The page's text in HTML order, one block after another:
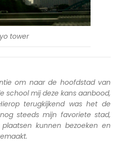
tower
om naar de hoofdstad van
school mij deze kans aanbood,
terugkijkend was het de
steeds mijn favoriete stad,
kunnen bezoeken en